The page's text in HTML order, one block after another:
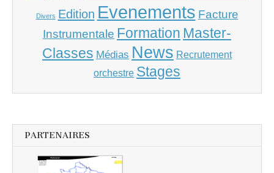
Divers Edition Evenements Facture
Instrumentale Formation Master-
Classes Médias News Recrutement
orchestre Stages
PARTENAIRES